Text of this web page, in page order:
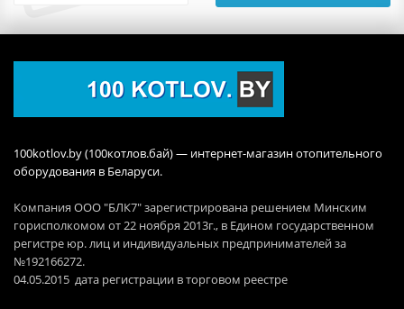
100kotlov.by (100котлов.бай) — интернет-магазин отопительного
оборудования в Беларуси.
Компания ООО "БЛК7" зарегистрирована решением Минским
горисполкомом от 22 ноября 2013г., в Едином государственном
регистре юр. лиц и индивидуальных предпринимателей за
№192166272.
04.05.2015 дата регистрации в торговом реестре